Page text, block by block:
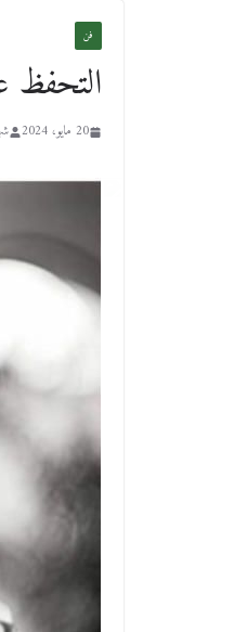
فن
التحفظ
20 مايو، 2024